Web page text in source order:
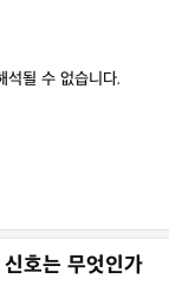
석될 수 없습니다.
호는 무엇인가